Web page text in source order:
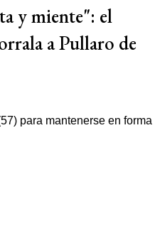
y miente": el
a Pullaro de